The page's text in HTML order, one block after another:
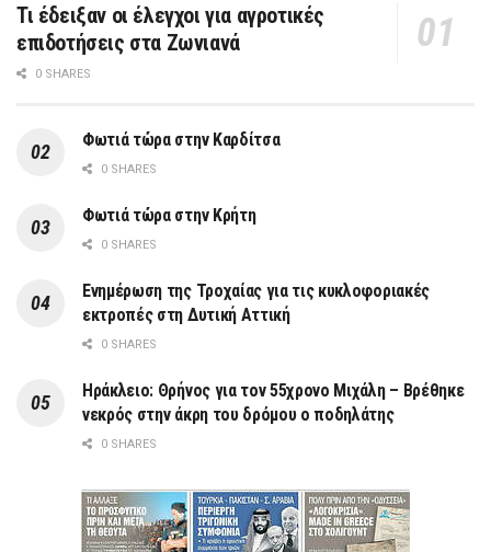
Τι έδειξαν οι έλεγχοι για αγροτικές
επιδοτήσεις στα Ζωνιανά
0 SHARES
Φωτιά τώρα στην Καρδίτσα
0 SHARES
Φωτιά τώρα στην Κρήτη
0 SHARES
Ενημέρωση της Τροχαίας για τις κυκλοφοριακές
εκτροπές στη Δυτική Αττική
0 SHARES
Ηράκλειο: Θρήνος για τον 55χρονο Μιχάλη – Βρέθηκε
νεκρός στην άκρη του δρόμου ο ποδηλάτης
0 SHARES